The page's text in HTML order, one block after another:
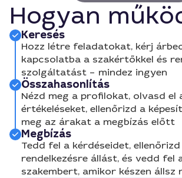
Hogyan
Keresés
Hozz létre feladatokat, kérj
kapcsolatba a szakértőkkel és
szolgáltatást – mindez ingyen
Összahasonlítás
Nézd meg a profilokat, olvasd el
értékeléseket, ellenőrizd a
meg az árakat a megbízás előtt
Megbízás
Tedd fel a kérdéseidet,
rendelkezésre állást, és vedd fel
szakembert, amikor készen állsz